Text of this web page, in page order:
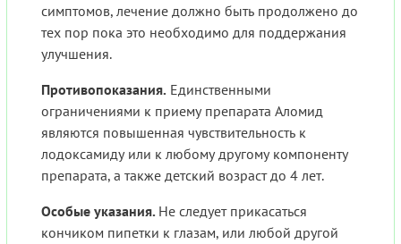
симптомов, лечение должно быть продолжено до
тех пор пока это необходимо для поддержания
улучшения.
Противопоказания. Единственными
ограничениями к приему препарата Аломид
являются повышенная чувствительность к
лодоксамиду или к любому другому компоненту
препарата, а также детский возраст до 4 лет.
Особые указания. Не следует прикасаться
кончиком пипетки к глазам, или любой другой